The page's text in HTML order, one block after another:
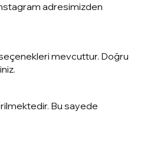
adresimizden
seçenekleri mevcuttur. Doğru
Bu sayede